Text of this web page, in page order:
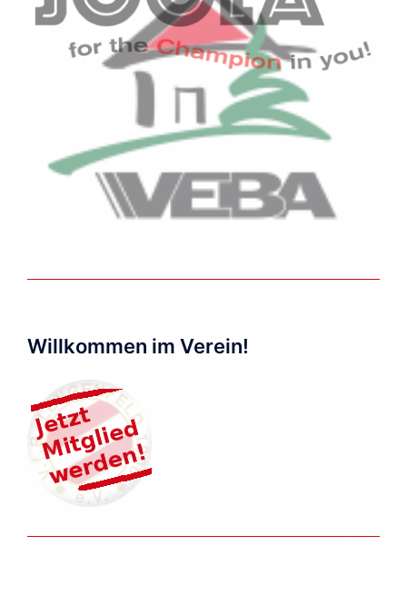
Willkommen im Verein!